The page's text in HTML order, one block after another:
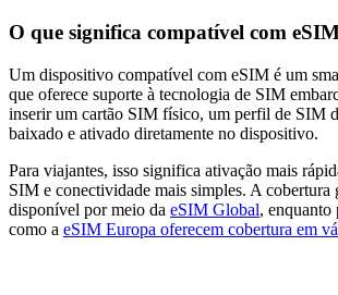
O que significa compatível com
Um dispositivo compatível com eSIM é um
que oferece suporte à tecnologia de SIM
inserir um cartão SIM físico, um perfil de SIM
baixado e ativado diretamente no dispositivo.
Para viajantes, isso significa ativação mais
SIM e conectividade mais simples. A cobertura
disponível por meio da eSIM Global, enquanto
como a eSIM Europa oferecem cobertura em